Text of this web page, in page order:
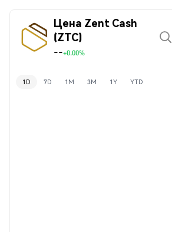
Цена Zent Cash
(ZTC)
--+0.00%
1D 7D 1M 3M 1Y YTD